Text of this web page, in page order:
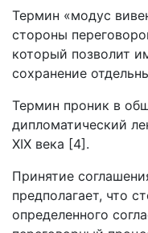
Термин «модус
стороны
который позволит
сохранение
Термин проник в
дипломатический
XIX века [4].
Принятие
предполагает, что
определенного